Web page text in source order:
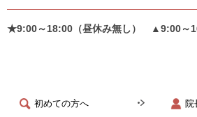
初めての方へ 院
★9:00～18:00（昼休み無し） ▲9:00～